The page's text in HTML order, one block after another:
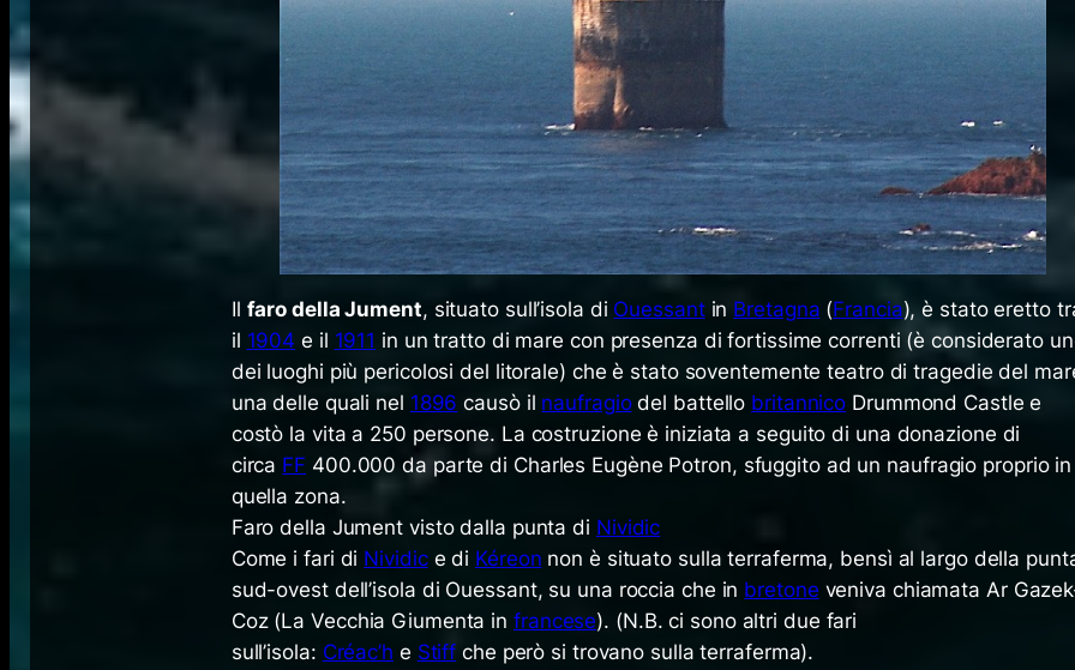
Il faro della Jument, situato sull’isola di Ouessantin Bretagna (Francia), è stato eretto
il 1904 e il 1911 in un tratto di mare con presenza di fortissime correnti (è considerato
dei luoghi più pericolosi del litorale) che è stato soventemente teatro di tragedie del
una delle quali nel 1896 causò il naufragiodel battello britannico Drummond Castle e
costò la vita a 250 persone. La costruzione è iniziata a seguito di una donazione di
circa FF 400.000 da parte di Charles Eugène Potron, sfuggito ad un naufragio proprio in
quella zona.
Faro della Jument visto dalla punta di Nividic
Come i fari di Nividice di Kéreon non è situato sulla terraferma, bensì al largo della
sud-ovest dell’isola di Ouessant, su una roccia che in bretone veniva chiamata Ar
Coz(La Vecchia Giumenta in francese). (N.B. ci sono altri due fari
sull’isola: Créac’h e Stiff che però si trovano sulla terraferma).